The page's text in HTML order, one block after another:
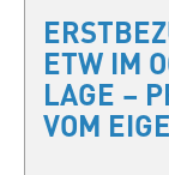
ETW IM
LAGE –
VOM